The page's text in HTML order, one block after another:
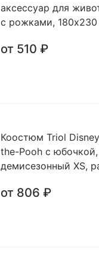
аксессуар для
с рожками,
от 510 ₽
Коостюм Triol
the-Pooh с юбочкой,
демисезонный XS,
от 806 ₽